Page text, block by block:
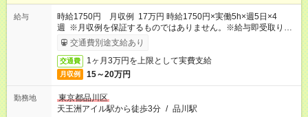
給与
時給1750円 月収例 17万円 時給1750円×実働5h×週5日×4
週 ※月収例を保証するものではありません。※給与即受取りサ
ービス利用可（利用条件有）
交通費別途支給あり
交通費 1ヶ月3万円を上限として実費支給
月収例 15～20万円
勤務地
東京都品川区
天王洲アイル駅から徒歩3分 / 品川駅